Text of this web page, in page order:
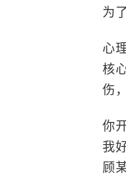
为
心
核
伤
你
我
顾